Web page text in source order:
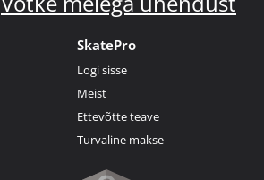
SkatePro
Logi sisse
Meist
Ettevõtte teave
Turvaline makse